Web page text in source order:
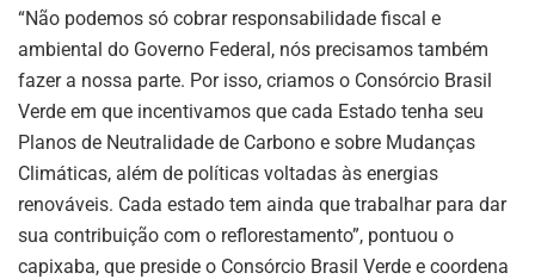
“Não podemos só cobrar responsabilidade fiscal e
ambiental do Governo Federal, nós precisamos também
fazer a nossa parte. Por isso, criamos o Consórcio Brasil
Verde em que incentivamos que cada Estado tenha seu
Planos de Neutralidade de Carbono e sobre Mudanças
Climáticas, além de políticas voltadas às energias
renováveis. Cada estado tem ainda que trabalhar para dar
sua contribuição com o reflorestamento”, pontuou o
capixaba, que preside o Consórcio Brasil Verde e coordena